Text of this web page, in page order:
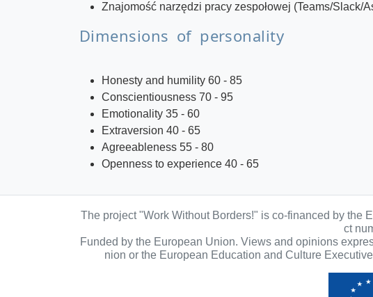
Znajomość narzędzi pracy zespołowej (Teams/Slack/
Dimensions of personality
Honesty and humility 60 - 85
Conscientiousness 70 - 95
Emotionality 35 - 60
Extraversion 40 - 65
Agreeableness 55 - 80
Openness to experience 40 - 65
The project "Work Without Borders!" is co-financed by the
ct
Funded by the European Union. Views and opinions